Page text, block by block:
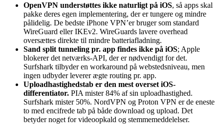
OpenVPN understøttes ikke naturligt på iOS, så apps skal
pakke deres egen implementering, der er tungere og mindre
pålidelig. De bedste iPhone VPN’er bruger som standard
WireGuard eller IKEv2. WireGuards lavere overhead
oversættes direkte til mindre batteriafladning.
Sand split tunneling pr. app findes ikke på iOS; Apple
blokerer det netværks-API, der er nødvendigt for det.
Surfshark tilbyder en workaround på webstedsniveau, men
ingen udbyder leverer ægte routing pr. app.
Uploadhastighedstab er den mest overset iOS-
differentiator. PIA mister 84% af sin uploadhastighed.
Surfshark mister 50%. NordVPN og Proton VPN er de eneste
to med encifrede tab på både download og upload. Det
betyder noget for videoopkald og stemmemeddelelser.